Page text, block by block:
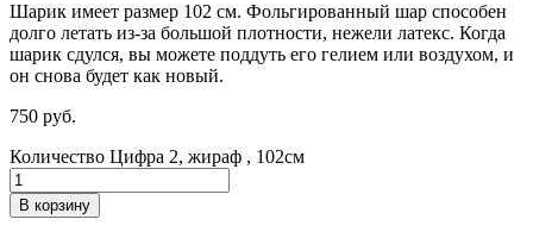
Шарик имеет размер 102 см. Фольгированный шар способен
долго летать из-за большой плотности, нежели латекс. Когда
шарик сдулся, вы можете поддуть его гелием или воздухом, и
он снова будет как новый.
750 руб.
Количество Цифра 2, жираф , 102см
В корзину